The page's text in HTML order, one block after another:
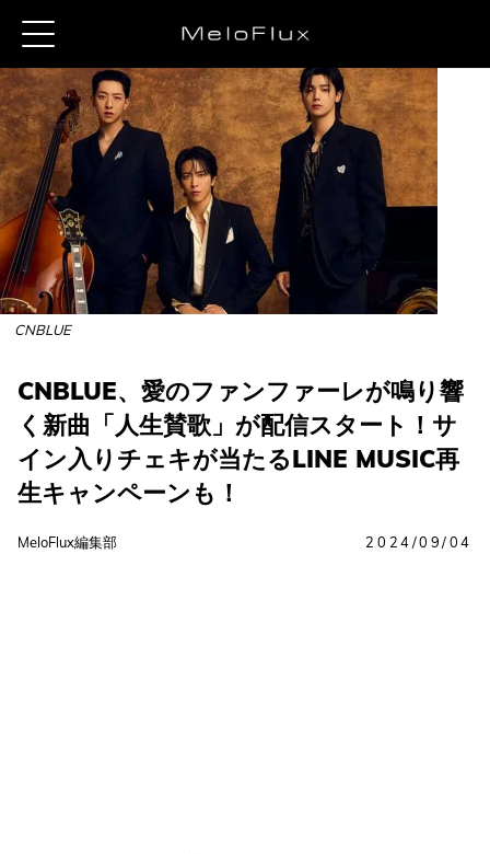
CNBLUE
CNBLUE、愛のファンファーレが鳴り響
く新曲「人生賛歌」が配信スタート！サ
イン入りチェキが当たるLINE MUSIC再
生キャンペーンも！
MeloFlux編集部 2024/09/04